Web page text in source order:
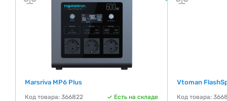
Marsriva MP6 Plus
Код товара: 366822 Есть на складе
Vtoman
Код товара: